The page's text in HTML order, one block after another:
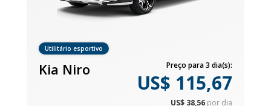
Utilitário esportivo
Kia Niro Preço para 3 dia(s):
US$ 115,67
US$ 38,56 por dia